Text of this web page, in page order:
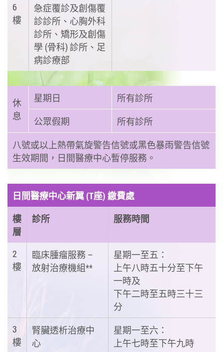
6
樓
急症覆診及創傷覆
診診所、心胸外科
診所、矯形及創傷
學 (骨科) 診所、足
病診療部
休
息
星期日
所有診所
公眾假期
所有診所
八號或以上熱帶氣旋警告信號或黑色暴雨警告信號
生效期間，日間醫療中心暫停服務。
日間醫療中心新翼 (T座) 繳費處
樓
層
診所 服務時間
2
樓
臨床腫瘤服務 –
放射治療機組**
星期一至五：
上午八時五十分至下午
一時及
下午二時至五時三十三
分
3
樓
腎臟透析治療中
心
星期一至六：
上午七時至下午九時